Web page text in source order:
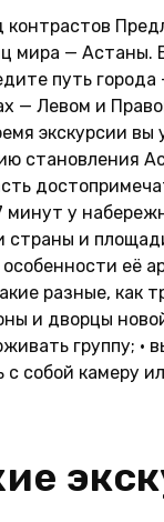
контрастов
мира — Астаны.
путь
— Левом и
экскурсии вы
становления
минут у
страны и
её
разные, как
и дворцы
группу; •
с собой камеру